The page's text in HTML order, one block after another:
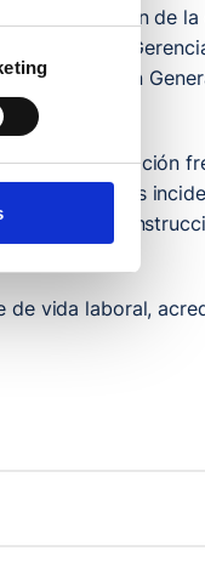
la gestión de la
de la
la Dirección
de inmunización
rápida a las
siguiendo
de vida laboral,